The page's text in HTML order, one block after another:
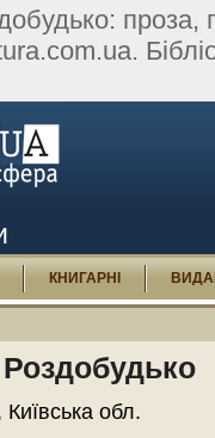
проза,
КНИГАРНІ
Роздобудько
Київська обл.